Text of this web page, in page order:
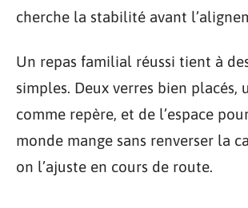
cherche la stabilité avant
Un repas familial réussi tient à
simples. Deux verres bien placés,
comme repère, et de l’espace
monde mange sans renverser la
on l’ajuste en cours de route.